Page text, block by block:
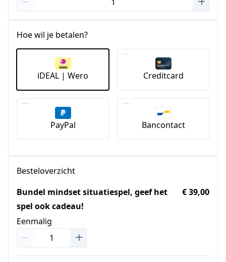
Hoe wil je betalen?
iDEAL | Wero Creditcard
PayPal Bancontact
Besteloverzicht
Bundel mindset situatiespel, geef het
spel ook cadeau!
Eenmalig
€ 39,00